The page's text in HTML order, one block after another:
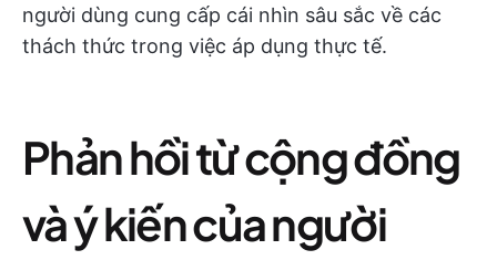
người dùng cung cấp cái nhìn sâu sắc về các
thách thức trong việc áp dụng thực tế.
Phản hồi từ cộng đồng
và ý kiến của người